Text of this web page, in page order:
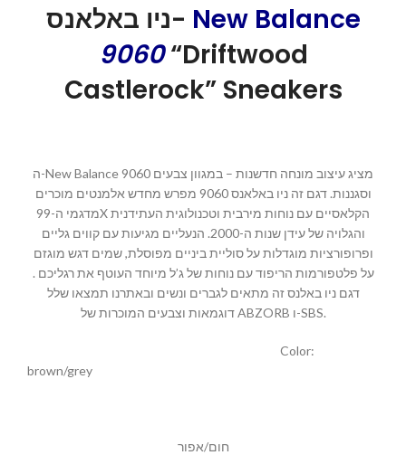
ניו באלאנס- New Balance
9060“Driftwood
Castlerock” Sneakers
ה-New Balance 9060 מציג עיצוב מונחה חדשנות – במגוון צבעים
וסגננות. דגם זה ניו באלאנס 9060 מפרש מחדש אלמנטים מוכרים
מדגמי ה-99X הקלאסיים עם נוחות מירבית וטכנולוגית העתידנית
והגלויה של עידן שנות ה-2000. הנעליים מגיעות עם קווים גליים
ופרופורציות מוגדלות על סוליית ביניים מפוסלת, שמים דגש מוגזם
על פלטפורמות הריפוד עם נוחות של ג’ל מיוחד העוטף את רגליכם .
דגם ניו באלנס זה מתאים לגברים ונשים ובאתרנו תמצאו שלל
דוגמאות וצבעים המוכרות של ABZORB ו-SBS.
Color:
brown/grey
חום/אפור